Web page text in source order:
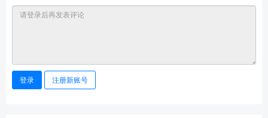
登录 注册新账号